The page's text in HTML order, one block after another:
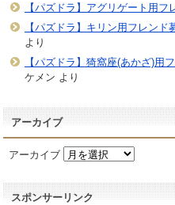
【パズドラ】アグリゲート用フ
【パズドラ】キリン用フレン
より
【パズドラ】猗窩座(あかざ)用
ケメン より
アーカイブ
アーカイブ
スポンサーリンク